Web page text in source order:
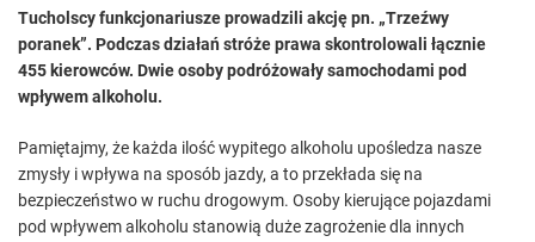
Tucholscy funkcjonariusze prowadzili akcję pn. „Trzeźwy
poranek”. Podczas działań stróże prawa skontrolowali łącznie
455 kierowców. Dwie osoby podróżowały samochodami pod
wpływem alkoholu.
Pamiętajmy, że każda ilość wypitego alkoholu upośledza nasze
zmysły i wpływa na sposób jazdy, a to przekłada się na
bezpieczeństwo w ruchu drogowym. Osoby kierujące pojazdami
pod wpływem alkoholu stanowią duże zagrożenie dla innych